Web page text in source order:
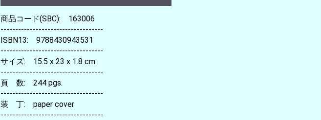
商品コード(SBC): 163006
-----------------------------------
ISBN13: 9788430943531
-----------------------------------
サイズ: 15.5 x 23 x 1.8 cm
-----------------------------------
頁 数: 244 pgs.
-----------------------------------
装 丁: paper cover
-----------------------------------